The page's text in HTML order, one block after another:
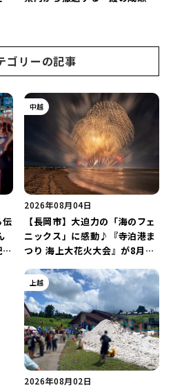
ゴリーの記事
伝
中越
2026年08月04日
【長岡市】大迫力の「海のフェ
ニックス」に感動♪『寺泊港ま
つり 海上大花火大会』が8月7
5,000発の花火”を楽しもう♪
上越
2026年08月02日